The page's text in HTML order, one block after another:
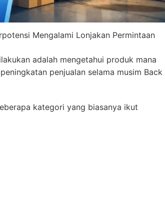
Mengalami Lonjakan Permintaan
adalah mengetahui produk mana
penjualan selama musim Back
kategori yang biasanya ikut